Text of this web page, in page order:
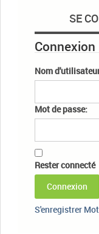
SE
Connexion
Nom
Mot de passe:
Rester connecté
Connexion
S'enregistrer